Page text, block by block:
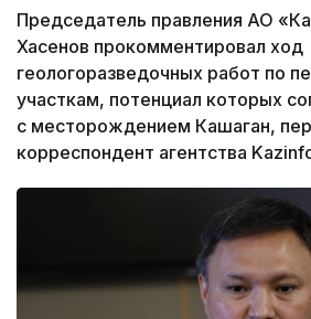
Председатель правления АО
Хасенов прокомментировал ход
геологоразведочных работ по
участкам, потенциал которых
с месторождением Кашаган,
корреспондент агентства